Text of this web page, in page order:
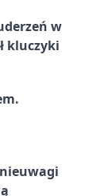
w
kluczyki
nieuwagi